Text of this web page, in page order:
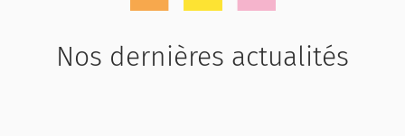
Nos dernières actualités